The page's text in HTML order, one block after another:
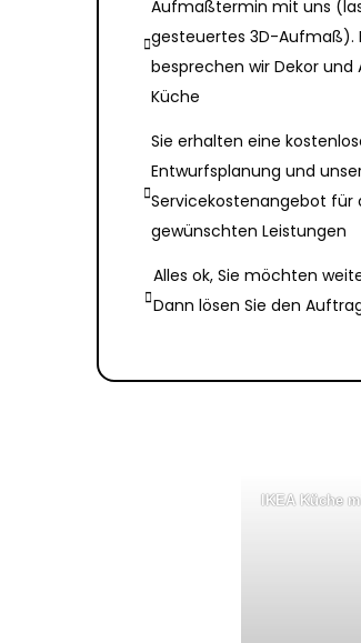
Aufmaßtermin mit uns
gesteuertes 3D-Aufmaß).
besprechen wir Dekor und
Küche
Sie erhalten eine
Entwurfsplanung und
Servicekostenangebot für
gewünschten Leistungen
Alles ok, Sie möchten
Dann lösen Sie den
IKEA Küche